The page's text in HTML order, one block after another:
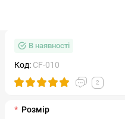
В наявності
Код: CF-010
2
Розмір